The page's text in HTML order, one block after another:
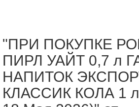
"ПРИ ПОКУПКЕ
ПИРЛ УАЙТ 0,7 л
НАПИТОК
КЛАССИК КОЛА 1 л